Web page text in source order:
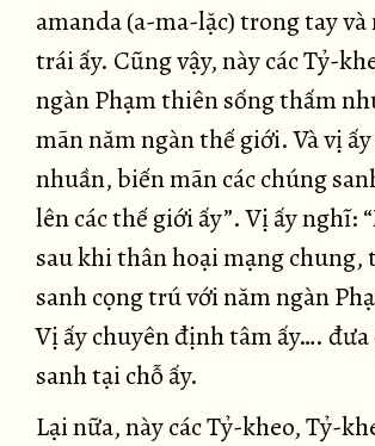
amanda (a-ma-lặc) trong tay và
trái ấy. Cũng vậy, này các Tỷ-
ngàn Phạm thiên sống thấm
mãn năm ngàn thế giới. Và vị
nhuần, biến mãn các chúng
lên các thế giới ấy”. Vị ấy nghĩ:
sau khi thân hoại mạng chung,
sanh cọng trú với năm ngàn
Vị ấy chuyên định tâm ấy….
sanh tại chỗ ấy.
Lại nữa, này các Tỷ-kheo, Tỷ-